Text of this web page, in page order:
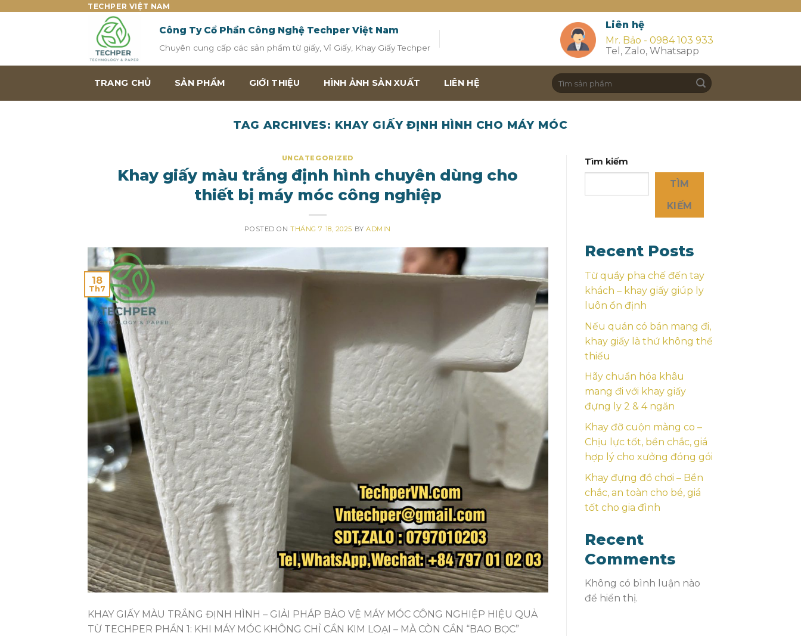
TECHPER VIỆT NAM
Công Ty Cổ Phần Công Nghệ Techper Việt Nam
Chuyên cung cấp các sản phẩm từ giấy, Vỉ Giấy, Khay Giấy Techper
Liên hệ
Mr. Bảo - 0984 103 933
Tel, Zalo, Whatsapp
TRANG CHỦ SẢN PHẨM GIỚI THIỆU HÌNH ẢNH SẢN XUẤT LIÊN HỆ
Search
for:
TAG ARCHIVES: KHAY GIẤY ĐỊNH HÌNH CHO MÁY MÓC
UNCATEGORIZED
Khay giấy màu trắng định hình chuyên dùng cho
thiết bị máy móc công nghiệp
POSTED ONTHÁNG 7 18, 2025 BYADMIN
18
Th7
KHAY GIẤY MÀU TRẮNG ĐỊNH HÌNH – GIẢI PHÁP BẢO VỆ MÁY MÓC CÔNG NGHIỆP HIỆU QUẢ
TỪ TECHPER PHẦN 1: KHI MÁY MÓC KHÔNG CHỈ CẦN KIM LOẠI – MÀ CÒN CẦN “BAO BỌC”
Tìm kiếm
TÌM
KIẾM
Recent Posts
Từ quầy pha chế đến tay
khách – khay giấy giúp ly
luôn ổn định
Nếu quán có bán mang đi,
khay giấy là thứ không thể
thiếu
Hãy chuẩn hóa khâu
mang đi với khay giấy
đựng ly 2 & 4 ngăn
Khay đỡ cuộn màng co –
Chịu lực tốt, bền chắc, giá
hợp lý cho xưởng đóng gói
Khay đựng đồ chơi – Bền
chắc, an toàn cho bé, giá
tốt cho gia đình
Recent
Comments
Không có bình luận nào
để hiển thị.